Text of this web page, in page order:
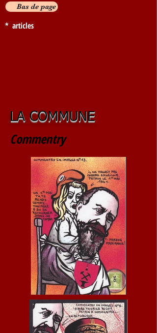
Bas de page
* articles
LA COMMUNE
Commentry